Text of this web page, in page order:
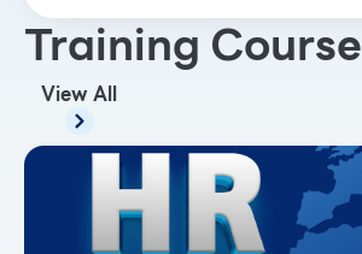
Training Course
View All